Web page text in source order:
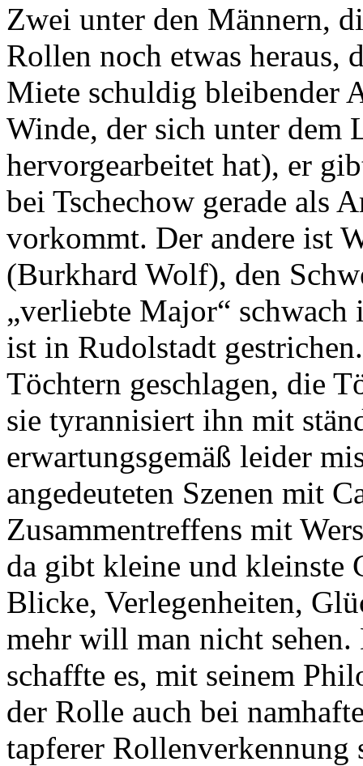
Zwei unter den Männern,
Rollen noch etwas heraus,
Miete schuldig bleibender
Winde, der sich unter dem
hervorgearbeitet hat), er
bei Tschechow gerade als
vorkommt. Der andere ist
(Burkhard Wolf), den
„verliebte Major“
ist in Rudolstadt
Töchtern geschlagen, die
sie tyrannisiert ihn mit
erwartungsgemäß leider
angedeuteten Szenen mit
Zusammentreffens mit
da gibt kleine und kleinste
Blicke, Verlegenheiten,
mehr will man nicht
schaffte es, mit seinem
der Rolle auch bei
tapferer Rollenverkennung